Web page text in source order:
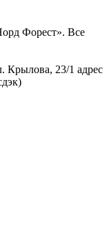
Форест». Все
Крылова, 23/1 адрес